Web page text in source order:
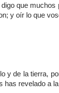
que muchos
y oír lo que
y de la tierra,
revelado a